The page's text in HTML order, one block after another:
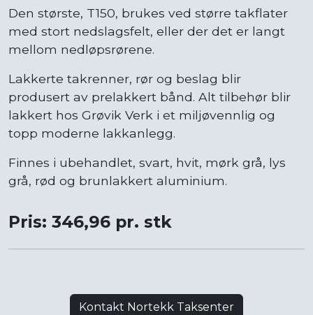
Den største, T150, brukes ved større takflater
med stort nedslagsfelt, eller der det er langt
mellom nedløpsrørene.
Lakkerte takrenner, rør og beslag blir
produsert av prelakkert bånd. Alt tilbehør blir
lakkert hos Grøvik Verk i et miljøvennlig og
topp moderne lakkanlegg.
Finnes i ubehandlet, svart, hvit, mørk grå, lys
grå, rød og brunlakkert aluminium.
Pris: 346,96 pr. stk
Kontakt Nortekk Taksenter